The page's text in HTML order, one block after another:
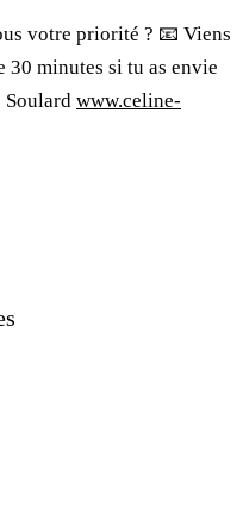
votre priorité ? 📧 Viens
30 minutes si tu as envie
Soulard www.celine-